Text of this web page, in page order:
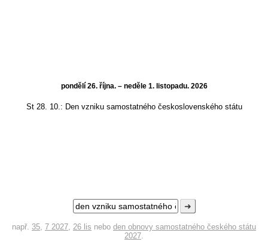
pondělí 26. října. – neděle 1. listopadu. 2026
St 28. 10.: Den vzniku samostatného československého státu
➜
např. 35, 7 2027, 26 lis nebo den obnovy samostatného českého státu
2027.